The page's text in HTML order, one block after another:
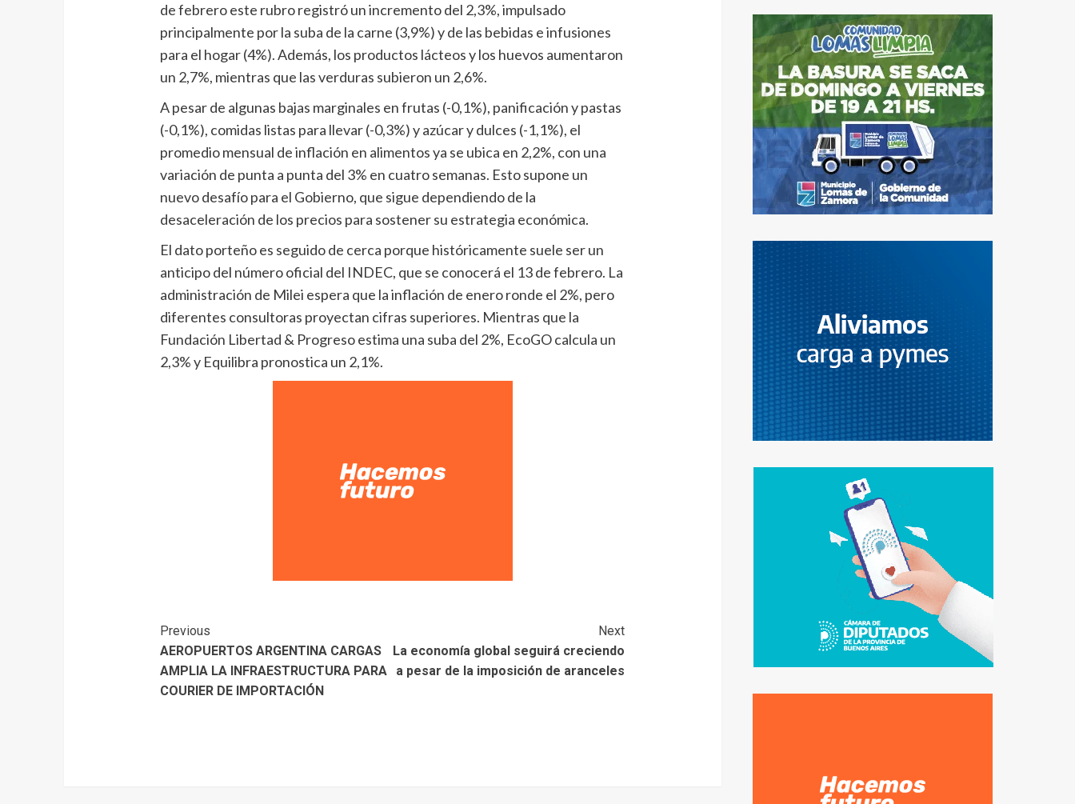
de febrero este rubro registró un incremento del 2,3%, impulsado
principalmente por la suba de la carne (3,9%) y de las bebidas e infusiones
para el hogar (4%). Además, los productos lácteos y los huevos aumentaron
un 2,7%, mientras que las verduras subieron un 2,6%.
A pesar de algunas bajas marginales en frutas (-0,1%), panificación y pastas
(-0,1%), comidas listas para llevar (-0,3%) y azúcar y dulces (-1,1%), el
promedio mensual de inflación en alimentos ya se ubica en 2,2%, con una
variación de punta a punta del 3% en cuatro semanas. Esto supone un
nuevo desafío para el Gobierno, que sigue dependiendo de la
desaceleración de los precios para sostener su estrategia económica.
El dato porteño es seguido de cerca porque históricamente suele ser un
anticipo del número oficial del INDEC, que se conocerá el 13 de febrero. La
administración de Milei espera que la inflación de enero ronde el 2%, pero
diferentes consultoras proyectan cifras superiores. Mientras que la
Fundación Libertad & Progreso estima una suba del 2%, EcoGO calcula un
2,3% y Equilibra pronostica un 2,1%.
Previous
AEROPUERTOS ARGENTINA CARGAS
AMPLIA LA INFRAESTRUCTURA PARA
COURIER DE IMPORTACIÓN
Next
La economía global seguirá creciendo
a pesar de la imposición de aranceles